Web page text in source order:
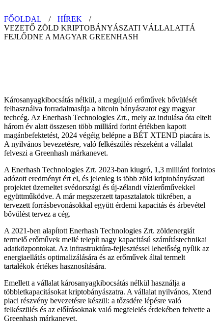
FŐOLDAL / HÍREK
/
VEZETŐ ZÖLD KRIPTOBÁNYÁSZATI VÁLLALATTÁ
FEJLŐDNE A MAGYAR GREENHASH
Károsanyagkibocsátás nélkül, a megújuló erőművek bővülését
felhasználva forradalmasítja a bitcoin bányászatot egy magyar
techcég. Az Enerhash Technologies Zrt., mely az indulása óta eltelt
három év alatt összesen több milliárd forint értékben kapott
magánbefektetést, 2024 végéig belépne a BÉT XTEND piacára is.
A nyilvános bevezetésre, való felkészülés részeként a vállalat
felveszi a Greenhash márkanevet.
A Enerhash Technologies Zrt. 2023-ban kiugró, 1,3 milliárd forintos
adózott eredményt ért el, és jelenleg is több zöld kriptobányászati
projektet üzemeltet svédországi és új-zélandi vízierőművekkel
együttműködve. A már megszerzett tapasztalatok tükrében, a
tervezett forrásbevonásokkal együtt érdemi kapacitás és árbevétel
bővülést tervez a cég.
A 2021-ben alapított Enerhash Technologies Zrt. zöldenergiát
termelő erőművek mellé telepít nagy kapacitású számítástechnikai
adatközpontokat. Az infrastruktúra-fejlesztéssel lehetőség nyílik az
energiaellátás optimalizálására és az erőművek által termelt
tartalékok értékes hasznosítására.
Emellett a vállalat károsanyagkibocsátás nélkül használja a
többletkapacitásokat kriptobányászatra. A vállalat nyilvános, Xtend
piaci részvény bevezetésre készül: a tőzsdére lépésre való
felkészülés és az előírásoknak való megfelelés érdekében felvette a
Greenhash márkanevet.